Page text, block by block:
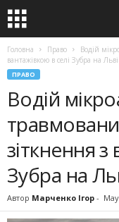
Головна Право
Водій
вантажівкою в селі Зубра на
ПРАВО
Водій
зіткнення
Зубра на
Автор Марченко Ігор -